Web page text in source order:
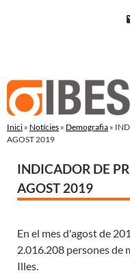
Inici » Notícies » Demografia »
AGOST 2019
INDICADOR DE
AGOST 2019
En el mes d'agost de
2.016.208 persones de
Illes.